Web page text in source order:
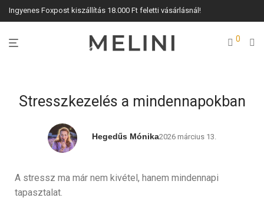
Ingyenes Foxpost kiszállítás 18.000 Ft feletti vásárlásnál!
0
Stresszkezelés a mindennapokban
Hegedűs Mónika2026 március 13.
A stressz ma már nem kivétel, hanem mindennapi
tapasztalat.